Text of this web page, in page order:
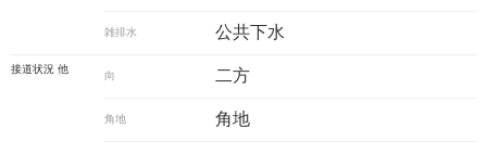
雑排水 公共下水
接道状況 他
向 二方
角地 角地